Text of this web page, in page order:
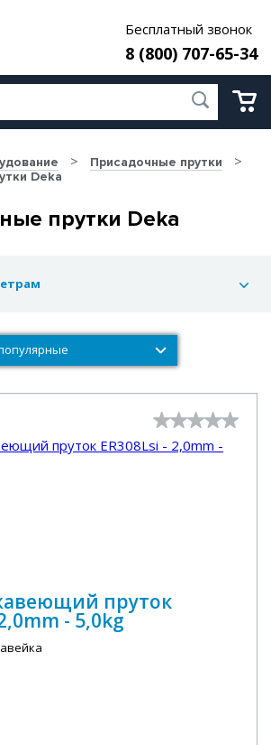
Бесплатный звонок
8 (800) 707-65-34
Присадочные прутки
Deka
прутки Deka
пруток
- 5,0kg